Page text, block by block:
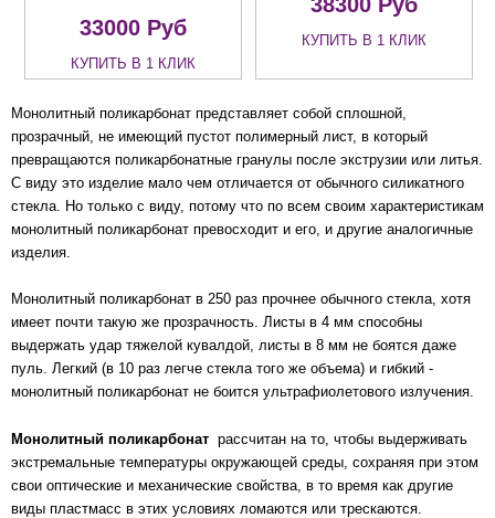
33000Руб
КУПИТЬ В 1 КЛИК
КУПИТЬ В 1 КЛИК
Монолитный поликарбонат представляет собой сплошной,
прозрачный, не имеющий пустот полимерный лист, в который
превращаются поликарбонатные гранулы после экструзии или литья.
С виду это изделие мало чем отличается от обычного силикатного
стекла. Но только с виду, потому что по всем своим характеристикам
монолитный поликарбонат превосходит и его, и другие аналогичные
изделия.
Монолитный поликарбонат в 250 раз прочнее обычного стекла, хотя
имеет почти такую же прозрачность. Листы в 4 мм способны
выдержать удар тяжелой кувалдой, листы в 8 мм не боятся даже
пуль. Легкий (в 10 раз легче стекла того же объема) и гибкий -
монолитный поликарбонат не боится ультрафиолетового излучения.
Монолитный поликарбонат рассчитан на то, чтобы выдерживать
экстремальные температуры окружающей среды, сохраняя при этом
свои оптические и механические свойства, в то время как другие
виды пластмасс в этих условиях ломаются или трескаются.